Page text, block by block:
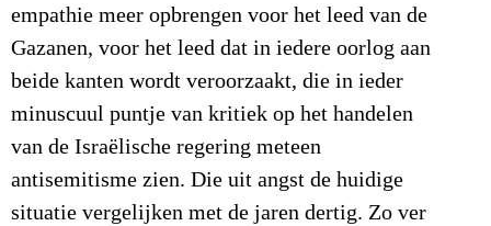
empathie meer opbrengen voor het leed van de
Gazanen, voor het leed dat in iedere oorlog aan
beide kanten wordt veroorzaakt, die in ieder
minuscuul puntje van kritiek op het handelen
van de Israëlische regering meteen
antisemitisme zien. Die uit angst de huidige
situatie vergelijken met de jaren dertig. Zo ver